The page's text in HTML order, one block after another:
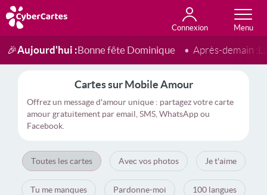
Connexion
Anniversaire
Fête du jour
Amour
Amitié
Merci
Toutes les cartes
🎉Aujourd'hui :Bonne fête Dominique Après-demain :
Cartes sur Mobile Amour
Offrez un message d'amour unique : partagez votre carte
amour gratuitement par email, SMS, WhatsApp ou
Facebook.
Toutes les cartes Avec vos photos Je t'aime
Tu me manques Pardonne-moi 100 langues